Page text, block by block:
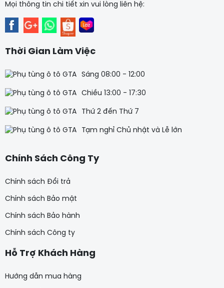
Mọi thông tin chi tiết xin vui lòng liên hệ:
Thời Gian Làm Việc
Sáng 08:00 - 12:00
Chiều 13:00 - 17:30
Thứ 2 đến Thứ 7
Tạm nghỉ Chủ nhật và Lễ lớn
Chính Sách Công Ty
Chính sách Đổi trả
Chính sách Bảo mật
Chính sách Bảo hành
Chính sách Công ty
Hỗ Trợ Khách Hàng
Hướng dẫn mua hàng